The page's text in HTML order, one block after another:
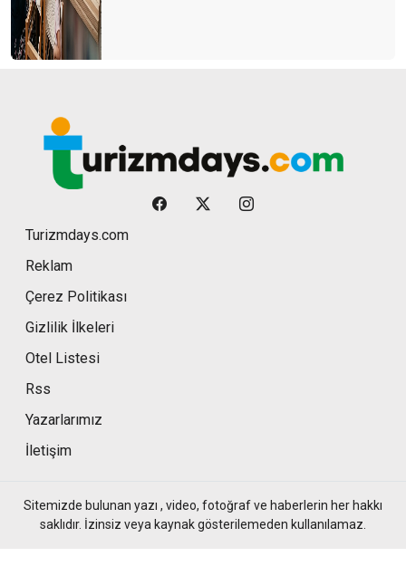
Turizmdays.com
Reklam
Çerez Politikası
Gizlilik İlkeleri
Otel Listesi
Rss
Yazarlarımız
İletişim
Sitemizde bulunan yazı , video, fotoğraf ve haberlerin her hakkı
saklıdır. İzinsiz veya kaynak gösterilemeden kullanılamaz.